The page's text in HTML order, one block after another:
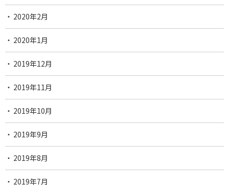
2020年2月
2020年1月
2019年12月
2019年11月
2019年10月
2019年9月
2019年8月
2019年7月